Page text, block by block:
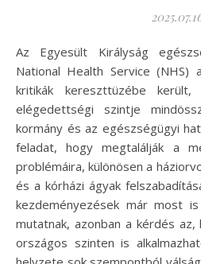
Az Egyesült Királyság egészségügyi szolgáltatása, a
National Health Service (NHS)
kritikák kereszttüzébe
elégedettségi szintje
kormány és az egészségügyi
feladat, hogy megtalálják a
problémáira, különösen a
és a kórházi ágyak
kezdeményezések már most
mutatnak, azonban a kérdés
országos szinten is